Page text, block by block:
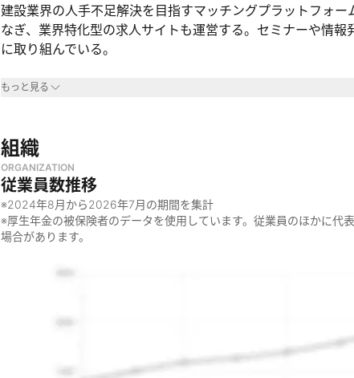
建設業界の人手不足解決を目指すマッチングプラットフォ
なぎ、業界特化型の求人サイトも運営する。セミナーや情
に取り組んでいる。
事業領域
なぜやっているのか
・日本の建設業界は慢性的な人手不足に悩まされており、こ
から
・一人ひとりの職人が望む働き方の実現と、工事会社の経
職場にするというミッションのため
建設業界の課題解決に向けたセミナー・イベントを開催
もっと見る
組織
ORGANIZATION
従業員数推移
※2024年8月から2026年7月の期間を集計
※厚生年金の被保険者のデータを使用しています。従業員のほかに代
場合があります。